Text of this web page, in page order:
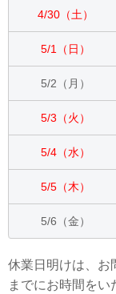
4/30（土）
5/1（日）
5/2（月）
5/3（火）
5/4（水）
5/5（木）
5/6（金）
休業日明けは、お
までにお時間をい